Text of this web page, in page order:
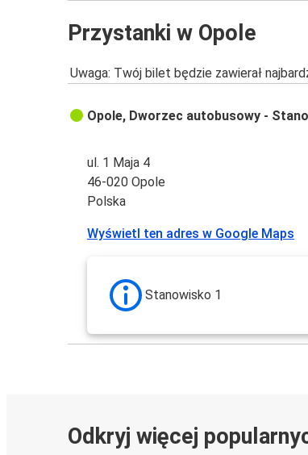
Przystanki w Opole
Uwaga: Twój bilet będzie zawierał
Opole, Dworzec autobusowy -
ul. 1 Maja 4
46-020 Opole
Polska
Wyświetl ten adres w Google Maps
Stanowisko 1
Odkryj więcej